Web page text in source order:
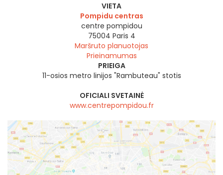
VIETA
Pompidu centras
centre pompidou
75004 Paris 4
Maršruto planuotojas
Prieinamumas
PRIEIGA
11-osios metro linijos "Rambuteau" stotis
OFICIALI SVETAINĖ
www.centrepompidou.fr